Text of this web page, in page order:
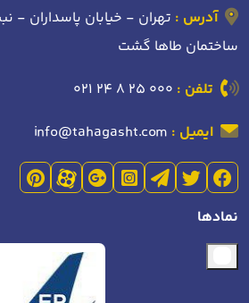
آدرس : تهران - خیابان پاسداران
ساختمان طاها گشت
تلفن : 021 24 8 25 000
ایمیل : info@tahagasht.com
نمادها